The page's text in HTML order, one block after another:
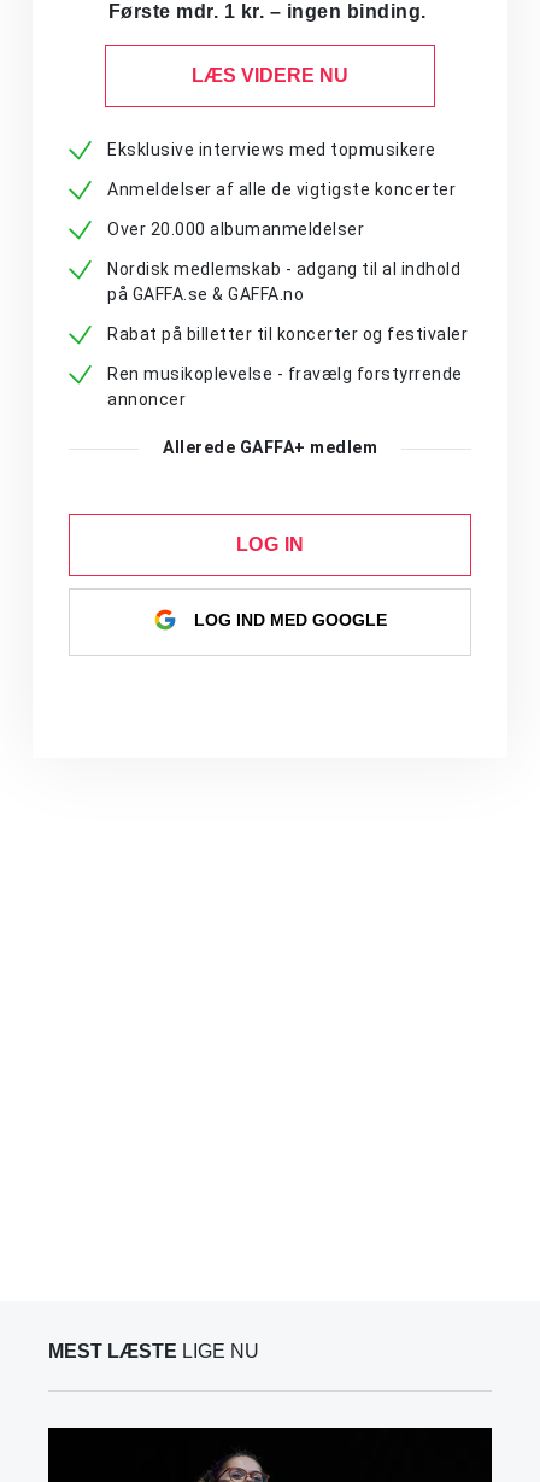
Første mdr. 1 kr. – ingen binding.
LÆS VIDERE NU
Eksklusive interviews med topmusikere
Anmeldelser af alle de vigtigste koncerter
Over 20.000 albumanmeldelser
Nordisk medlemskab - adgang til al indhold
på GAFFA.se & GAFFA.no
Rabat på billetter til koncerter og festivaler
Ren musikoplevelse - fravælg forstyrrende
annoncer
Allerede GAFFA+ medlem
LOG IN
LOG IND MED GOOGLE
MEST LÆSTE LIGE NU